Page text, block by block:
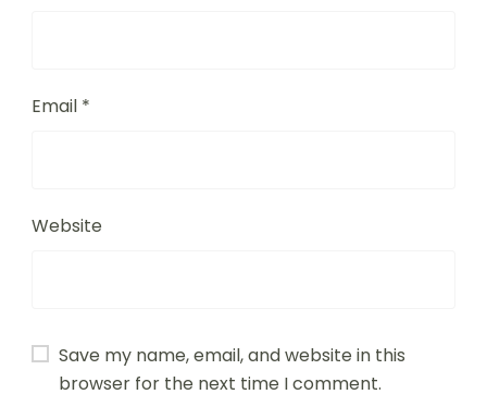
Email *
Website
Save my name, email, and website in this
browser for the next time I comment.